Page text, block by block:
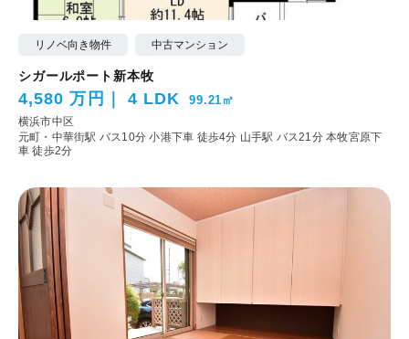
リノベ向き物件 中古マンション
シガールポート新本牧
4,580 万円 4 LDK 99.21㎡
横浜市中区
元町・中華街駅 バス10分 小港下車 徒歩4分 山手駅 バス21分 本牧宮原下
車 徒歩2分